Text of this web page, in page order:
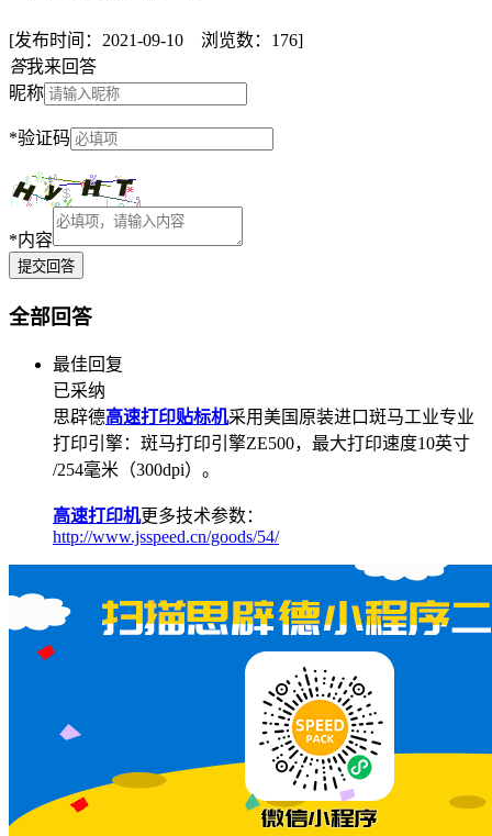
[发布时间： 2021-09-10 浏览数： 176]
答我来回答
昵称
*验证码
*内容
全部回答
最佳回复
已采纳
思辟德高速打印贴标机采用美国原装进口斑马工业专业
打印引擎：斑马打印引擎ZE500，最大打印速度10英寸
/254毫米（300dpi）。
高速打印机更多技术参数：
http://www.jsspeed.cn/goods/54/